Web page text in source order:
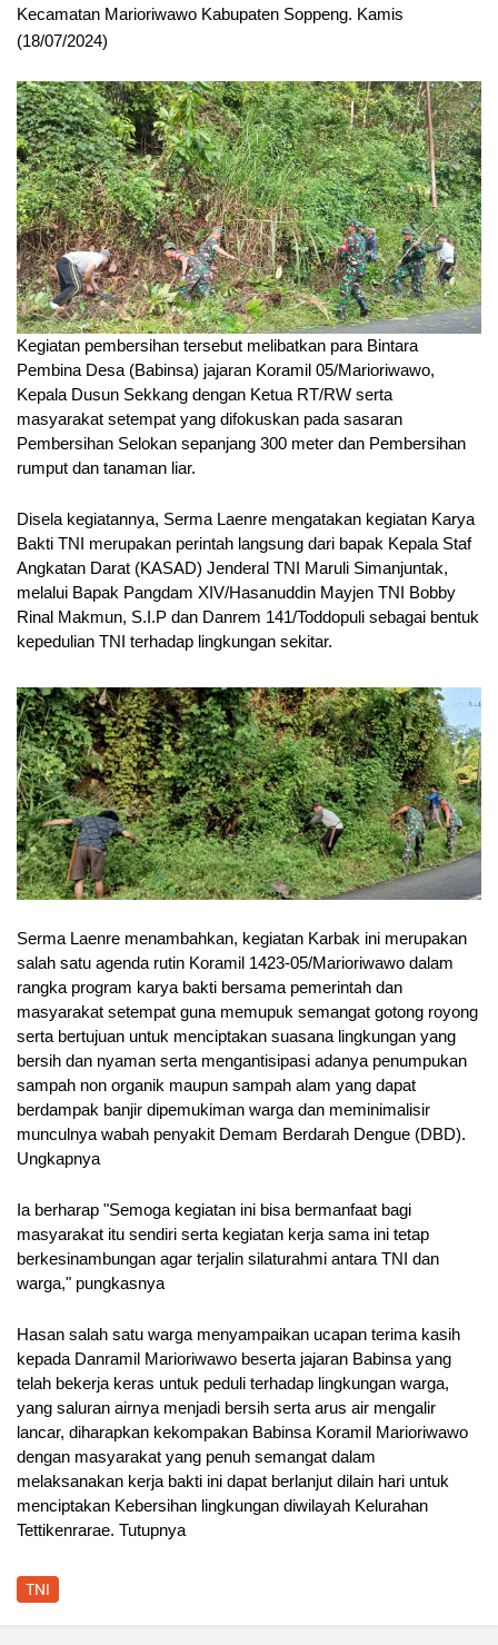
Kecamatan Marioriwawo Kabupaten Soppeng. Kamis
(18/07/2024)
Kegiatan pembersihan tersebut melibatkan para Bintara
Pembina Desa (Babinsa) jajaran Koramil 05/Marioriwawo,
Kepala Dusun Sekkang dengan Ketua RT/RW serta
masyarakat setempat yang difokuskan pada sasaran
Pembersihan Selokan sepanjang 300 meter dan Pembersihan
rumput dan tanaman liar.
Disela kegiatannya, Serma Laenre mengatakan kegiatan Karya
Bakti TNI merupakan perintah langsung dari bapak Kepala Staf
Angkatan Darat (KASAD) Jenderal TNI Maruli Simanjuntak,
melalui Bapak Pangdam XIV/Hasanuddin Mayjen TNI Bobby
Rinal Makmun, S.I.P dan Danrem 141/Toddopuli sebagai bentuk
kepedulian TNI terhadap lingkungan sekitar.
Serma Laenre menambahkan, kegiatan Karbak ini merupakan
salah satu agenda rutin Koramil 1423-05/Marioriwawo dalam
rangka program karya bakti bersama pemerintah dan
masyarakat setempat guna memupuk semangat gotong royong
serta bertujuan untuk menciptakan suasana lingkungan yang
bersih dan nyaman serta mengantisipasi adanya penumpukan
sampah non organik maupun sampah alam yang dapat
berdampak banjir dipemukiman warga dan meminimalisir
munculnya wabah penyakit Demam Berdarah Dengue (DBD).
Ungkapnya
Ia berharap "Semoga kegiatan ini bisa bermanfaat bagi
masyarakat itu sendiri serta kegiatan kerja sama ini tetap
berkesinambungan agar terjalin silaturahmi antara TNI dan
warga," pungkasnya
Hasan salah satu warga menyampaikan ucapan terima kasih
kepada Danramil Marioriwawo beserta jajaran Babinsa yang
telah bekerja keras untuk peduli terhadap lingkungan warga,
yang saluran airnya menjadi bersih serta arus air mengalir
lancar, diharapkan kekompakan Babinsa Koramil Marioriwawo
dengan masyarakat yang penuh semangat dalam
melaksanakan kerja bakti ini dapat berlanjut dilain hari untuk
menciptakan Kebersihan lingkungan diwilayah Kelurahan
Tettikenrarae. Tutupnya
TNI